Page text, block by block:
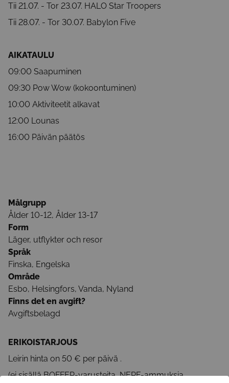
Tii 21.07. - Tor 23.07. HALO Star Troopers
Tii 28.07. - Tor 30.07. Babylon Five
AIKATAULU
09:00 Saapuminen
09:30 Pow Wow (kokoontuminen)
10:00 Aktiviteetit alkavat
12:00 Lounas
16:00 Päivän päätös
Målgrupp
Ålder 10-12, Ålder 13-17
Form
Läger, utflykter och resor
Språk
Finska, Engelska
Område
Esbo, Helsingfors, Vanda, Nyland
Finns det en avgift?
Avgiftsbelagd
ERIKOISTARJOUS
Leirin hinta on 50 € per päivä .
(ei sisällä BOFFER-varusteita, NERF-ammuksia,